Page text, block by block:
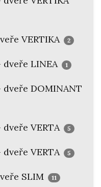
VERTIKA 2
LINEA 1
DOMINANT
VERTA 5
VERTA 5
SLIM 11